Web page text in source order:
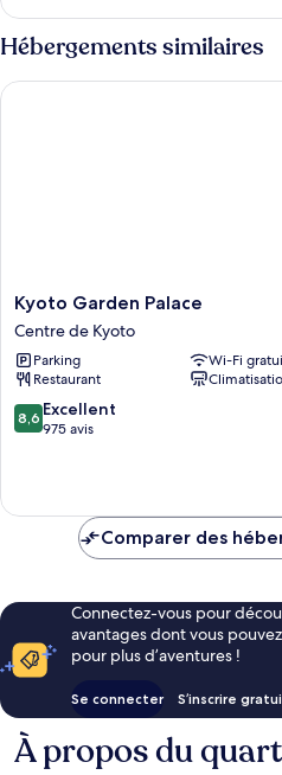
le
type
de
chambre
Chambre
Hébergements similaires
Kyoto
Garden
Palace
Centre
de
Kyoto
Kyoto Garden Palace
Centre de Kyoto
Parking
Wi-Fi
Restaurant
8.6
sur
8,6 Excellent
975 avis
Kyoto Garden Palace
Comparer des
Connectez-vous pour
avantages dont vous
pour plus d’aventures !
Se connecter S’inscrire
À propos du